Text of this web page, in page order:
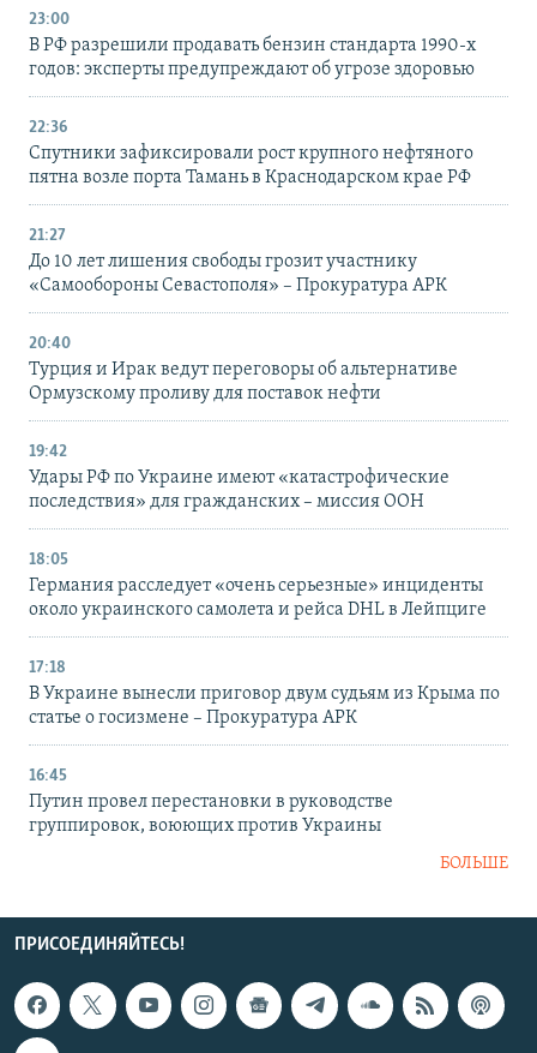
23:00
В РФ разрешили продавать бензин стандарта 1990-х
годов: эксперты предупреждают об угрозе здоровью
22:36
Спутники зафиксировали рост крупного нефтяного
пятна возле порта Тамань в Краснодарском крае РФ
21:27
До 10 лет лишения свободы грозит участнику
«Самообороны Севастополя» – Прокуратура АРК
20:40
Турция и Ирак ведут переговоры об альтернативе
Ормузскому проливу для поставок нефти
19:42
Удары РФ по Украине имеют «катастрофические
последствия» для гражданских – миссия ООН
18:05
Германия расследует «очень серьезные» инциденты
около украинского самолета и рейса DHL в Лейпциге
17:18
В Украине вынесли приговор двум судьям из Крыма по
статье о госизмене – Прокуратура АРК
16:45
Путин провел перестановки в руководстве
группировок, воюющих против Украины
БОЛЬШЕ
ПРИСОЕДИНЯЙТЕСЬ!